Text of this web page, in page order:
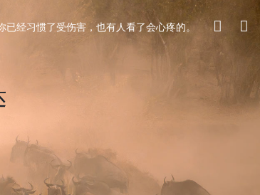
已经习惯了受伤害，也有人看了会心疼的。